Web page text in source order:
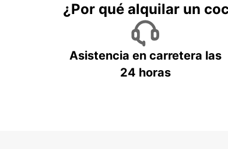
¿Por qué alquilar un
Asistencia en carretera las
24 horas